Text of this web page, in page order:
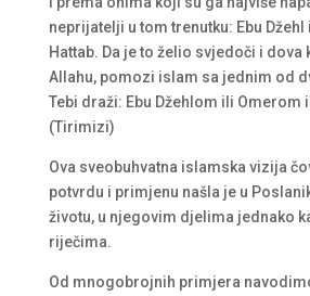
neprijatelji u tom trenutku: Ebu Džehl
Hattab. Da je to želio svjedoči i dova
Allahu, pomozi islam sa jednim od
Tebi draži: Ebu Džehlom ili Omerom
(Tirimizi)
Ova sveobuhvatna islamska vizija
potvrdu i primjenu našla je u
životu, u njegovim djelima jednako
riječima.
Od mnogobrojnih primjera